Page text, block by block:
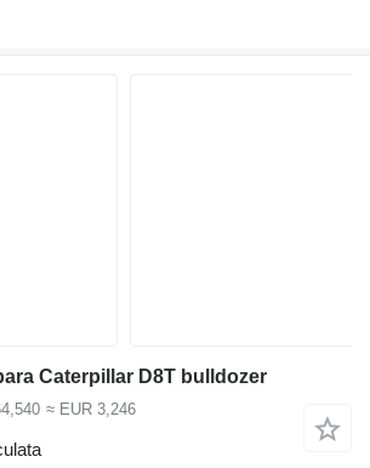
Caterpillar D8T bulldozer
≈ EUR 3,246